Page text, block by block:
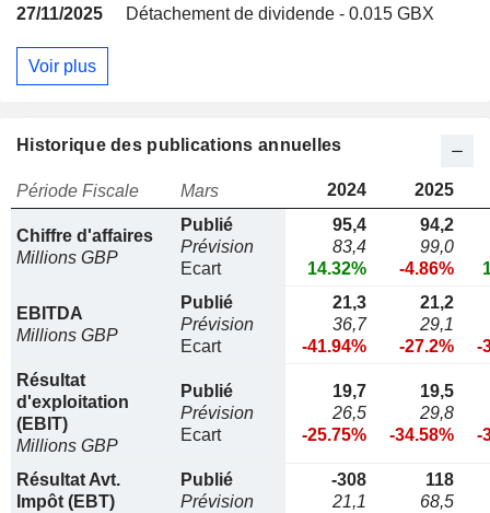
27/11/2025
Détachement de dividende - 0.015 GBX
Voir plus
Historique des publications annuelles
Période Fiscale Mars 2024 2025
Chiffre d'affaires
Millions GBP
Publié
Prévision
Ecart
95,4
83,4
14.32%
94,2
99,0
-4.86%
EBITDA
Millions GBP
Publié
Prévision
Ecart
21,3
36,7
-41.94%
21,2
29,1
-27.2%
-
Résultat
d'exploitation
(EBIT)
Millions GBP
Publié
Prévision
Ecart
19,7
26,5
-25.75%
19,5
29,8
-34.58%
-
Résultat Avt.
Impôt (EBT)
Publié
Prévision
-308
21,1
118
68,5